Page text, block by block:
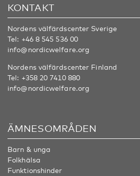
KONTAKT
Nordens välfärdscenter Sverige
Tel: +46 8 545 536 00
info@nordicwelfare.org
Nordens välfärdscenter Finland
Tel: +358 20 7410 880
info@nordicwelfare.org
ÄMNESOMRÅDEN
Barn & unga
Folkhälsa
Funktionshinder